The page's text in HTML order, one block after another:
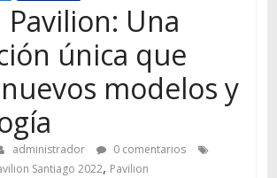
Pavilion: Una
única que
modelos y
administrador
0 comentarios
Santiago 2022, Pavilion